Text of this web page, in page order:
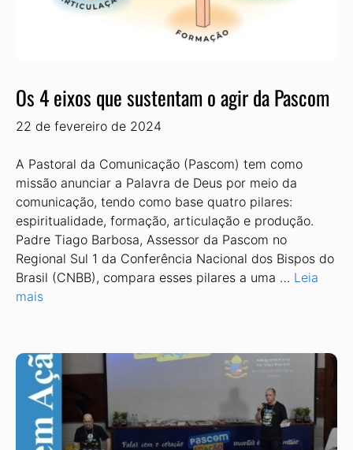
Os 4 eixos que sustentam o agir da Pascom
22 de fevereiro de 2024
A Pastoral da Comunicação (Pascom) tem como
missão anunciar a Palavra de Deus por meio da
comunicação, tendo como base quatro pilares:
espiritualidade, formação, articulação e produção.
Padre Tiago Barbosa, Assessor da Pascom no
Regional Sul 1 da Conferência Nacional dos Bispos do
Brasil (CNBB), compara esses pilares a uma … Leia
mais